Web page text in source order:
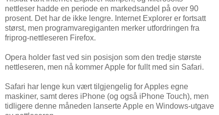
nettleser hadde en periode en markedsandel på over 90
prosent. Det har de ikke lengre. Internet Explorer er fortsatt
størst, men programvaregiganten merker utfordringen fra
friprog-nettleseren Firefox.
Opera holder fast ved sin posisjon som den tredje største
nettleseren, men nå kommer Apple for fullt med sin Safari.
Safari har lenge kun vært tilgjengelig for Apples egne
maskiner, samt deres iPhone (og også iPhone Touch), men
tidligere denne måneden lanserte Apple en Windows-utgave